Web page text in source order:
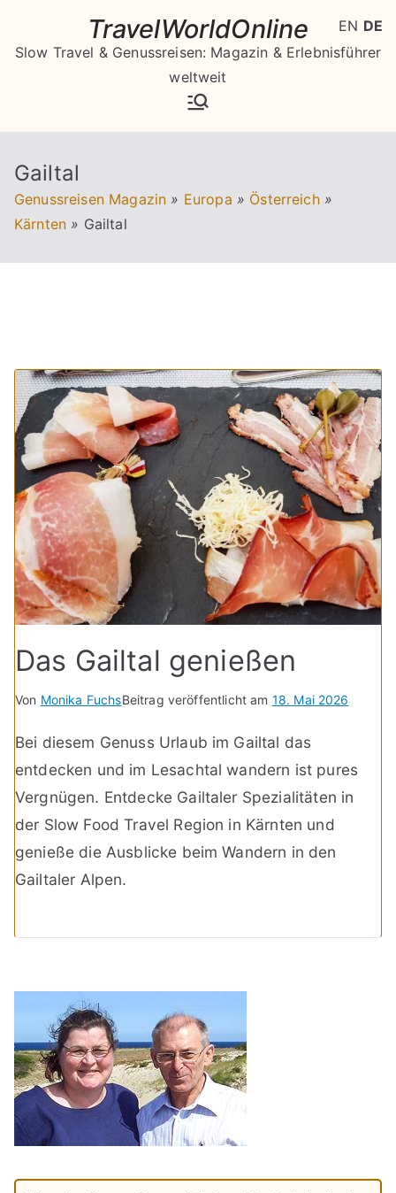
springen
TravelWorldOnline
Slow Travel & Genussreisen: Magazin & Erlebnisführer
weltweit
Gailtal
Genussreisen Magazin » Europa » Österreich »
Kärnten » Gailtal
Das Gailtal genießen
Von Monika FuchsBeitrag veröffentlicht am 18. Mai 2026
Bei diesem Genuss Urlaub im Gailtal das
entdecken und im Lesachtal wandern ist pures
Vergnügen. Entdecke Gailtaler Spezialitäten in
der Slow Food Travel Region in Kärnten und
genieße die Ausblicke beim Wandern in den
Gailtaler Alpen.
EN DE